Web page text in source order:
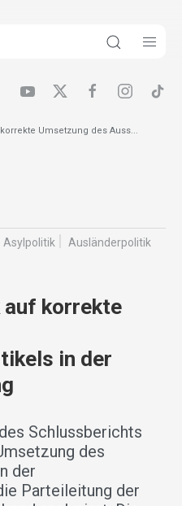
Umsetzung des Auss...
Asylpolitik Ausländer­politik
auf korrekte
in der
Schlussberichts
des
der
Parteileitung der